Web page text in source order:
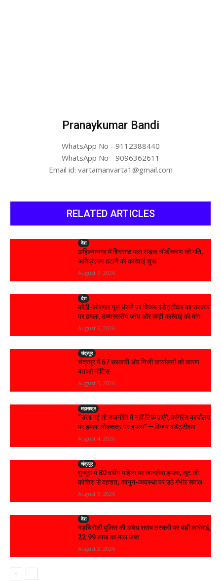
Pranaykumar Bandi
WhatsApp No - 9112388440
WhatsApp No - 9096362611
Email id: vartamanvarta1@gmail.com
RELATED ARTICLES
देश
अहिल्यानगर में शिरसाठ मला सड़क चौड़ीकरण को गति,
अतिक्रमण हटाने की कार्रवाई शुरू
August 7, 2026
देश
कोठी-कोरणार पुल धंसने पर विजय वडेट्टीवार का सरकार
पर हमला, उच्चस्तरीय जांच और कड़ी कार्रवाई की मांग
August 6, 2026
चंद्रपूर
चंद्रपुर में 67 सरकारी और निजी कार्यालयों को कारण
बताओ नोटिस
August 5, 2026
महाराष्ट्र
“सत्ता गई तो राजनीति में नहीं टिक पाएंगे, कांग्रेस कार्यालय
पर हमला लोकतंत्र पर हमला” — विजय वडेट्टीवार
August 4, 2026
चंद्रपूर
घुग्घूस में 80 वर्षीय महिला पर जानलेवा हमला, लूट की
कोशिश से दहशत; कानून-व्यवस्था पर उठे गंभीर सवाल
August 3, 2026
देश
गड़चिरौली पुलिस की अवैध शराब तस्करी पर बड़ी कार्रवाई,
₹22.99 लाख का माल जब्त
August 3, 2026